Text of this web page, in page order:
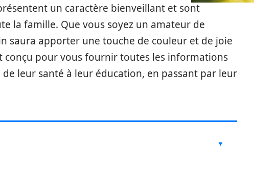
un caractère bienveillant et sont
la famille. Que vous soyez un amateur de
saura apporter une touche de couleur et de joie
conçu pour vous fournir toutes les informations
de leur santé à leur éducation, en passant par leur